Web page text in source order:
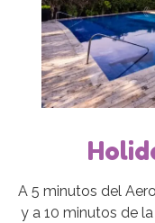
A 5 minutos del
y a 10 minutos de